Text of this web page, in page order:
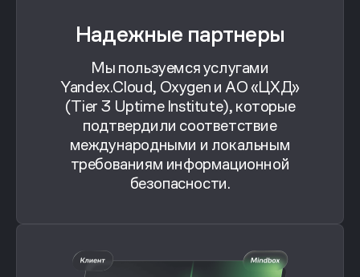
Надежные партнеры
Мы пользуемся услугами
Yandex.Cloud, Oxygen и АО «ЦХД»
(Tier 3 Uptime Institute), которые
подтвердили соответствие
международными и локальным
требованиям информационной
безопасности.